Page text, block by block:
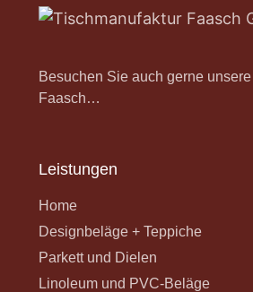
Besuchen Sie auch gerne
Faasch…
Leistungen
Home
Designbeläge + Teppiche
Parkett und Dielen
Linoleum und PVC-Beläge